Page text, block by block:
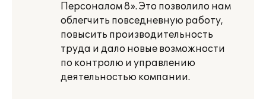
Персоналом 8». Это позволило нам
облегчить повседневную работу,
повысить производительность
труда и дало новые возможности
по контролю и управлению
деятельностью компании.